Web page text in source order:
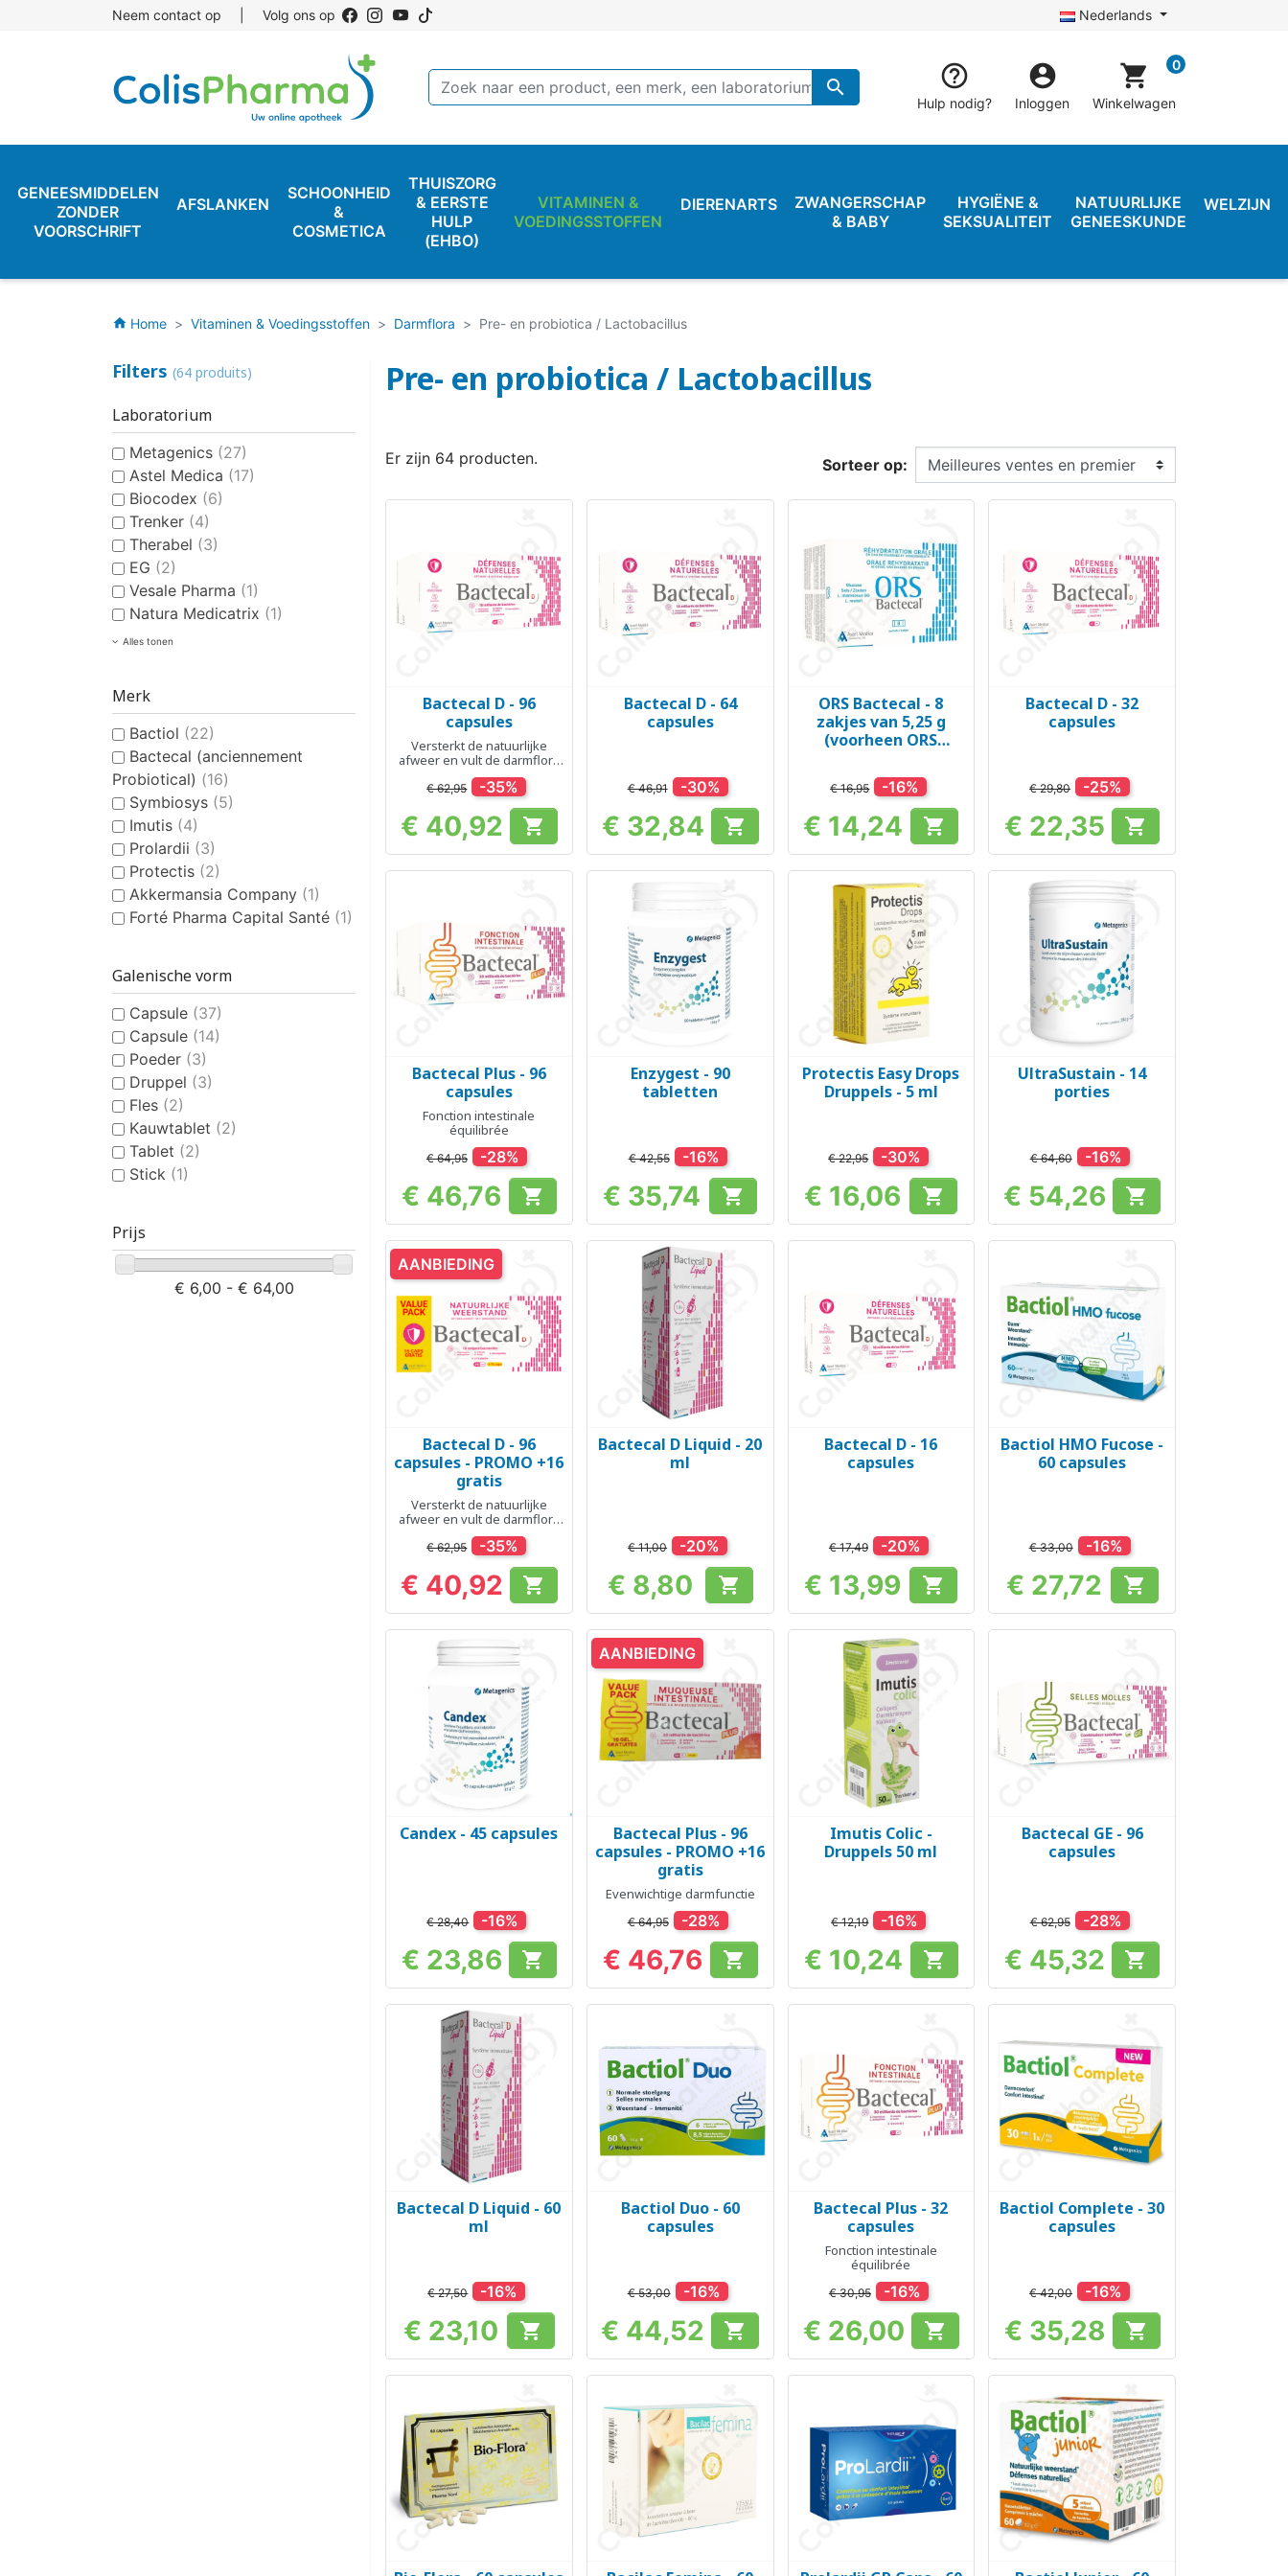
Neem contact op Volg ons op Nederlands
 
Hulp nodig?

Inloggen
shopping_cart 0
Winkelwagen
GENEESMIDDELEN
ZONDER
VOORSCHRIFT
AFSLANKEN
SCHOONHEID
&
COSMETICA
THUISZORG
& EERSTE
HULP
(EHBO)
VITAMINEN &
VOEDINGSSTOFFEN
DIERENARTS
ZWANGERSCHAP
& BABY
HYGIËNE &
SEKSUALITEIT
NATUURLIJKE
GENEESKUNDE
WELZIJN
home Home Vitaminen & Voedingsstoffen Darmflora Pre- en probiotica / Lactobacillus
Filters (64 produits)
Laboratorium
Metagenics (27)
Astel Medica (17)
Biocodex (6)
Trenker (4)
Therabel (3)
EG (2)
Vesale Pharma (1)
Natura Medicatrix (1)
Alles tonen
Merk
Bactiol (22)
Bactecal (anciennement
Probiotical) (16)
Symbiosys (5)
Imutis (4)
Prolardii (3)
Protectis (2)
Akkermansia Company (1)
Forté Pharma Capital Santé (1)
Galenische vorm
Capsule (37)
Capsule (14)
Poeder (3)
Druppel (3)
Fles (2)
Kauwtablet (2)
Tablet (2)
Stick (1)
Prijs
€ 6,00 - € 64,00
Pre- en probiotica / Lactobacillus
Er zijn 64 producten. Sorteer op:
Snel bekijken
Bactecal D - 96
capsules
Versterkt de natuurlijke
afweer en vult de darmflora
aan
€ 62,95 -35%
Prijs
€ 40,92 
Snel bekijken
Bactecal D - 64
capsules
€ 46,91 -30%
Prijs
€ 32,84 
Snel bekijken
ORS Bactecal - 8
zakjes van 5,25 g
(voorheen ORS
€ 16,95 -16%
Prijs
€ 14,24 
Snel bekijken
Bactecal D - 32
capsules
€ 29,80 -25%
Prijs
€ 22,35 
Snel bekijken
Bactecal Plus - 96
capsules
Fonction intestinale
équilibrée
€ 64,95 -28%
Prijs
€ 46,76 
Snel bekijken
Enzygest - 90
tabletten
€ 42,55 -16%
Prijs
€ 35,74 
Snel bekijken
Protectis Easy Drops
Druppels - 5 ml
€ 22,95 -30%
Prijs
€ 16,06 
 Snel bekijken
UltraSustain - 14
porties
€ 64,60 -16%
Prijs
€ 54,26 
Snel bekijken
Bactecal D - 96
capsules - PROMO +16
gratis
Versterkt de natuurlijke
afweer en vult de darmflora
aan
€ 62,95 -35%
Prijs
€ 40,92 
AANBIEDING
Snel bekijken
Bactecal D Liquid - 20
ml
€ 11,00 -20%
Prijs
€ 8,80 
Snel bekijken
Bactecal D - 16
capsules
€ 17,49 -20%
Prijs
€ 13,99 
Snel bekijken
Bactiol HMO Fucose -
60 capsules
€ 33,00 -16%
Prijs
€ 27,72 
Snel bekijken
Candex - 45 capsules
€ 28,40 -16%
Prijs
€ 23,86 
Snel bekijken
Bactecal Plus - 96
capsules - PROMO +16
gratis
Evenwichtige darmfunctie
€ 64,95 -28%
Prijs
€ 46,76 
AANBIEDING
Snel bekijken
Imutis Colic -
Druppels 50 ml
€ 12,19 -16%
Prijs
€ 10,24 
Snel bekijken
Bactecal GE - 96
capsules
€ 62,95 -28%
Prijs
€ 45,32 
Snel bekijken
Bactecal D Liquid - 60
ml
€ 27,50 -16%
Prijs
€ 23,10 
Snel bekijken
Bactiol Duo - 60
capsules
€ 53,00 -16%
Prijs
€ 44,52 
Snel bekijken
Bactecal Plus - 32
capsules
Fonction intestinale
équilibrée
€ 30,95 -16%
Prijs
€ 26,00 
Snel bekijken
Bactiol Complete - 30
capsules
€ 42,00 -16%
Prijs
€ 35,28 